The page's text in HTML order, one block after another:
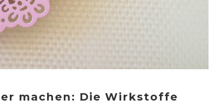
machen: Die Wirkstoffe